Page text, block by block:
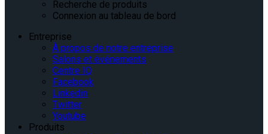
Recherche de produits
Connexion au tableau de bord
Entreprise
À propos de notre entreprise
Salons et événements
Centre IQ
Facebook
Linkedin
Twitter
Youtube
Produits